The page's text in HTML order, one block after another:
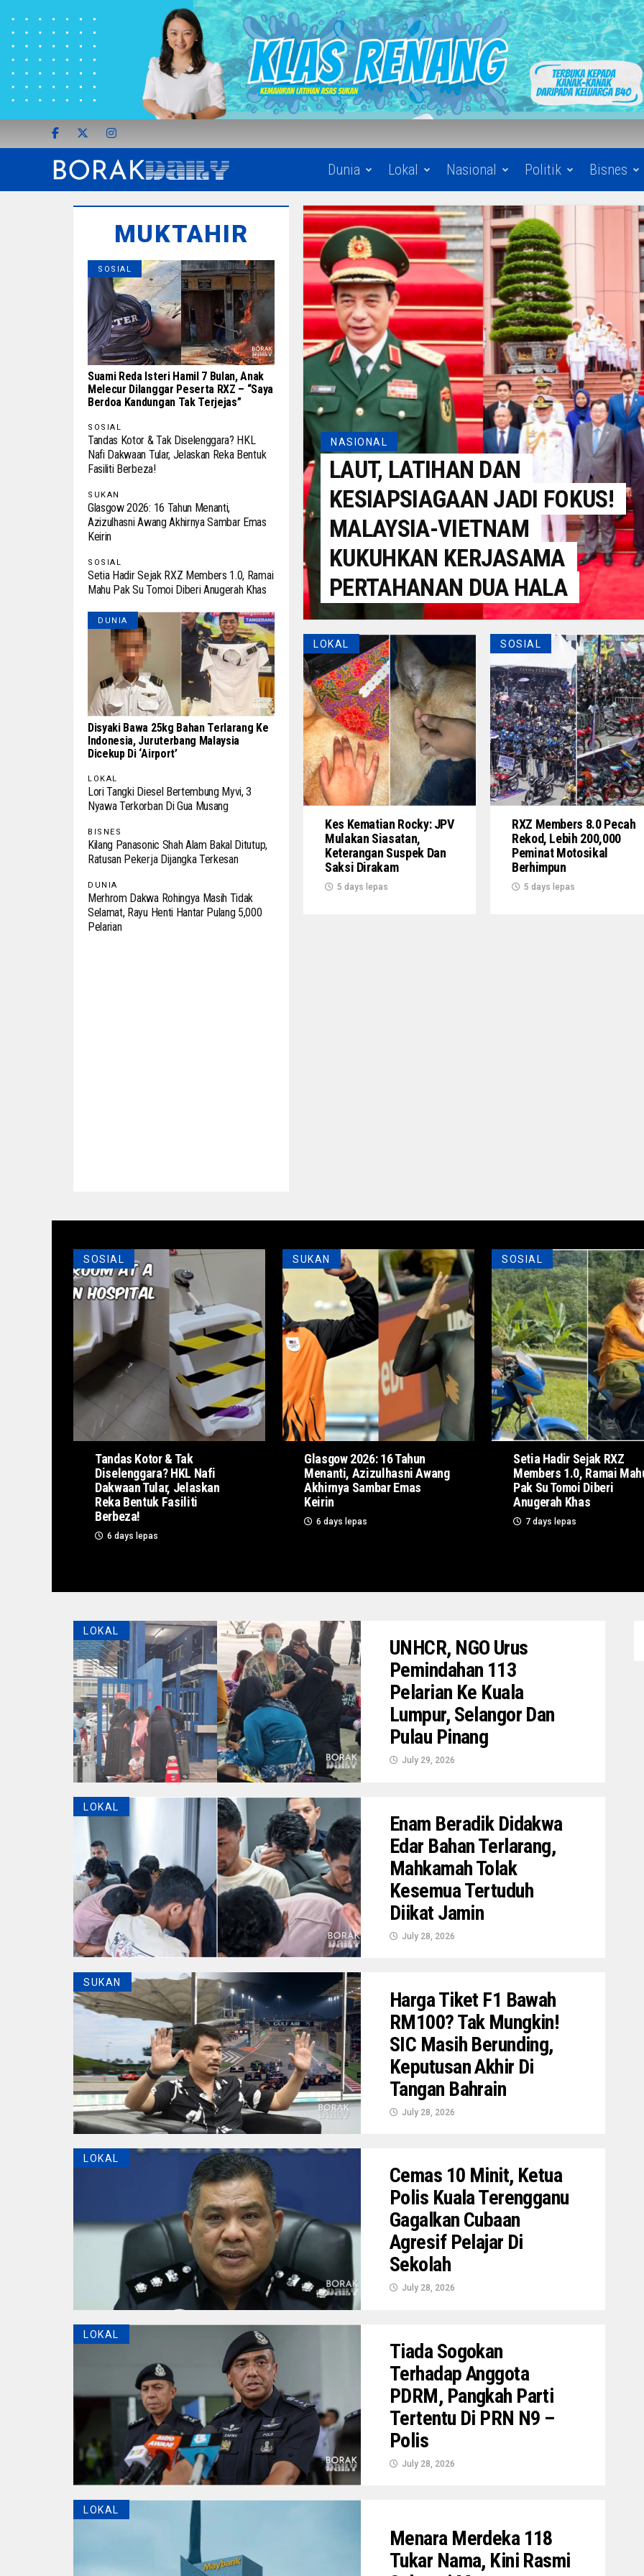
Dunia Lokal Nasional Politik Bisnes
NASIONAL
LAUT, LATIHAN DAN
KESIAPSIAGAAN JADI FOKUS!
MALAYSIA-VIETNAM
KUKUHKAN KERJASAMA
PERTAHANAN DUA HALA
LOKAL
Kes Kematian Rocky: JPV
Mulakan Siasatan,
Keterangan Suspek Dan
Saksi Dirakam
5 days lepas
SOSIAL
RXZ Members 8.0 Pecah
Rekod, Lebih 200,000
Peminat Motosikal
Berhimpun
5 days lepas
MUKTAHIR
SOSIAL
Suami Reda Isteri Hamil 7 Bulan, Anak
Melecur Dilanggar Peserta RXZ – “Saya
Berdoa Kandungan Tak Terjejas”
SOSIAL
Tandas Kotor & Tak Diselenggara? HKL
Nafi Dakwaan Tular, Jelaskan Reka Bentuk
Fasiliti Berbeza!
SUKAN
Glasgow 2026: 16 Tahun Menanti,
Azizulhasni Awang Akhirnya Sambar Emas
Keirin
SOSIAL
Setia Hadir Sejak RXZ Members 1.0, Ramai
Mahu Pak Su Tomoi Diberi Anugerah Khas
DUNIA
Disyaki Bawa 25kg Bahan Terlarang Ke
Indonesia, Juruterbang Malaysia
Dicekup Di ‘Airport’
LOKAL
Lori Tangki Diesel Bertembung Myvi, 3
Nyawa Terkorban Di Gua Musang
BISNES
Kilang Panasonic Shah Alam Bakal Ditutup,
Ratusan Pekerja Dijangka Terkesan
DUNIA
Merhrom Dakwa Rohingya Masih Tidak
Selamat, Rayu Henti Hantar Pulang 5,000
Pelarian
SOSIAL
Tandas Kotor & Tak
Diselenggara? HKL Nafi
Dakwaan Tular, Jelaskan
Reka Bentuk Fasiliti
Berbeza!
6 days lepas
SUKAN
Glasgow 2026: 16 Tahun
Menanti, Azizulhasni Awang
Akhirnya Sambar Emas
Keirin
6 days lepas
SOSIAL
Setia Hadir Sejak RXZ
Members 1.0, Ramai
Pak Su Tomoi Diberi
Anugerah Khas
7 days lepas
LOKAL
UNHCR, NGO Urus
Pemindahan 113
Pelarian Ke Kuala
Lumpur, Selangor Dan
Pulau Pinang
July 29, 2026
LOKAL
Enam Beradik Didakwa
Edar Bahan Terlarang,
Mahkamah Tolak
Kesemua Tertuduh
Diikat Jamin
July 28, 2026
SUKAN
Harga Tiket F1 Bawah
RM100? Tak Mungkin!
SIC Masih Berunding,
Keputusan Akhir Di
Tangan Bahrain
July 28, 2026
LOKAL
Cemas 10 Minit, Ketua
Polis Kuala Terengganu
Gagalkan Cubaan
Agresif Pelajar Di
Sekolah
July 28, 2026
LOKAL
Tiada Sogokan
Terhadap Anggota
PDRM, Pangkah Parti
Tertentu Di PRN N9 –
Polis
July 28, 2026
LOKAL
Menara Merdeka 118
Tukar Nama, Kini Rasmi